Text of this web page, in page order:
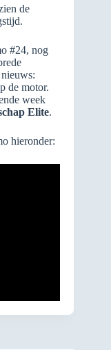
de
#24, nog
de motor.
week
Elite.
hieronder: